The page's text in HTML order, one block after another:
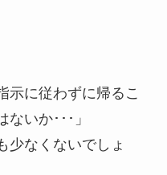
示に従わずに帰るこ
いか･･･」
少なくないでしょ